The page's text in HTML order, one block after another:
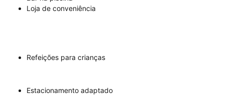
Loja de conveniência
Refeições para crianças
Estacionamento adaptado